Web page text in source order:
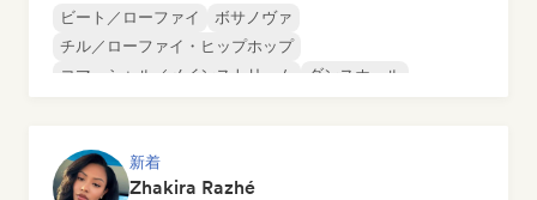
ビート／ローファイ
ボサノヴァ
チル／ローファイ・ヒップホップ
コマーシャル／メインストリーム
ダンスホール
新着
Zhakira Razhé